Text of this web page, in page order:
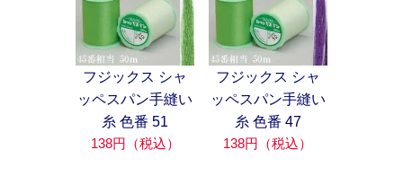
フジックス シャ
ッペスパン手縫い
糸 色番 51
138円（税込）
フジックス シャ
ッペスパン手縫い
糸 色番 47
138円（税込）